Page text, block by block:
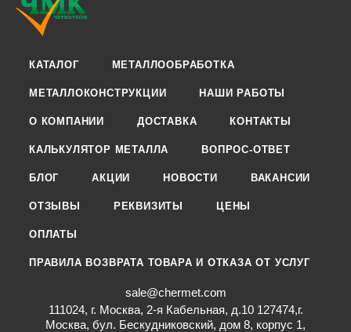
КАТАЛОГ МЕТАЛЛООБРАБОТКА
МЕТАЛЛОКОНСТРУКЦИИ НАШИ РАБОТЫ
О КОМПАНИИ ДОСТАВКА КОНТАКТЫ
КАЛЬКУЛЯТОР МЕТАЛЛА ВОПРОС-ОТВЕТ
БЛОГ АКЦИИ НОВОСТИ ВАКАНСИИ
ОТЗЫВЫ РЕКВИЗИТЫ ЦЕНЫ
ОПЛАТЫ
ПРАВИЛА ВОЗВРАТА ТОВАРА И ОТКАЗА ОТ УСЛУГ
sale@chermet.com
111024, г. Москва, 2-я Кабельная, д.10 127474,г.
Москва, бул. Бескудниковский, дом 8, корпус 1,